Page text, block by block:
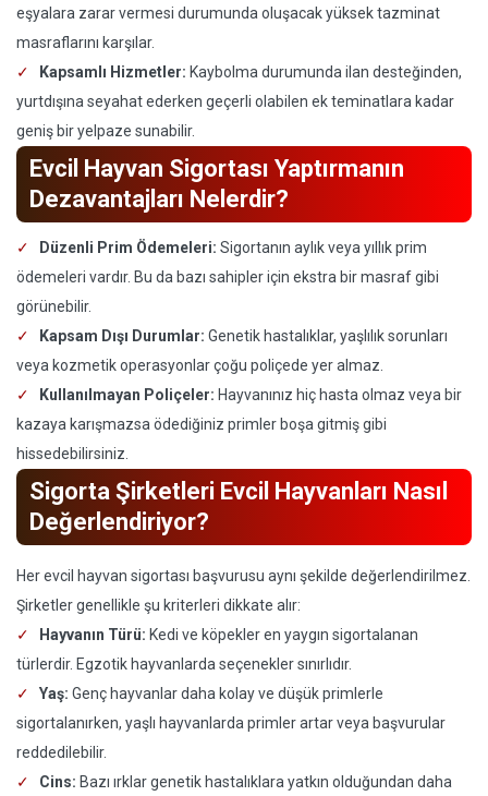
eşyalara zarar vermesi durumunda oluşacak yüksek tazminat
masraflarını karşılar.
Kapsamlı Hizmetler: Kaybolma durumunda ilan desteğinden,
yurtdışına seyahat ederken geçerli olabilen ek teminatlara kadar
geniş bir yelpaze sunabilir.
Evcil Hayvan Sigortası Yaptırmanın
Dezavantajları Nelerdir?
Düzenli Prim Ödemeleri: Sigortanın aylık veya yıllık prim
ödemeleri vardır. Bu da bazı sahipler için ekstra bir masraf gibi
görünebilir.
Kapsam Dışı Durumlar: Genetik hastalıklar, yaşlılık sorunları
veya kozmetik operasyonlar çoğu poliçede yer almaz.
Kullanılmayan Poliçeler: Hayvanınız hiç hasta olmaz veya bir
kazaya karışmazsa ödediğiniz primler boşa gitmiş gibi
hissedebilirsiniz.
Sigorta Şirketleri Evcil Hayvanları Nasıl
Değerlendiriyor?
Her evcil hayvan sigortası başvurusu aynı şekilde değerlendirilmez.
Şirketler genellikle şu kriterleri dikkate alır:
Hayvanın Türü: Kedi ve köpekler en yaygın sigortalanan
türlerdir. Egzotik hayvanlarda seçenekler sınırlıdır.
Yaş: Genç hayvanlar daha kolay ve düşük primlerle
sigortalanırken, yaşlı hayvanlarda primler artar veya başvurular
reddedilebilir.
Cins: Bazı ırklar genetik hastalıklara yatkın olduğundan daha